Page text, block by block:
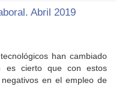
Abril 2019
han cambiado
es cierto que con estos
en el empleo de